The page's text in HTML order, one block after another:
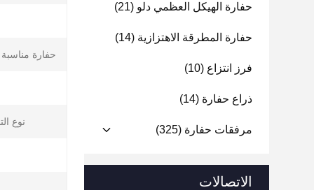
حفارة الهيكل العظمي دلو (21)
حفارة المطرقة الاهتزازية (14)
فرز انتزاع (10)
ذراع حفارة (14)
مرفقات حفارة (325)
الاتصالات
حفارة
نوع